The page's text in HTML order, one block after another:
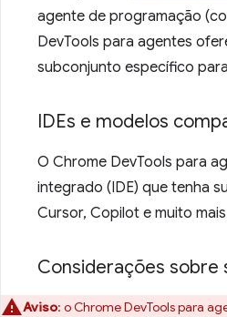
agente de programação
DevTools para agentes
subconjunto específico
IDEs e modelos
O Chrome DevTools para
integrado (IDE) que tenha
Cursor, Copilot e muito
Considerações sobre
Aviso: o Chrome DevTools para